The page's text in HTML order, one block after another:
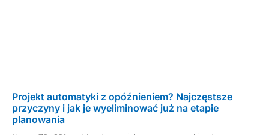
Projekt automatyki z opóźnieniem? Najczęstsze
przyczyny i jak je wyeliminować już na etapie
planowania